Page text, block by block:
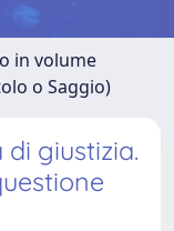
in volume
o Saggio)
giustizia.